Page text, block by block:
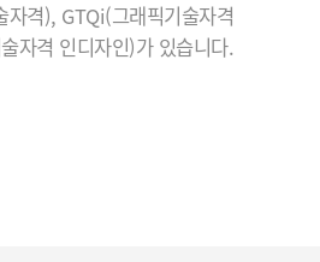
자격), GTQi(그래픽기술자격
자격 인디자인)가 있습니다.